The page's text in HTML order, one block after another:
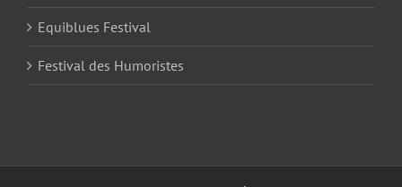
Equiblues Festival
Festival des Humoristes